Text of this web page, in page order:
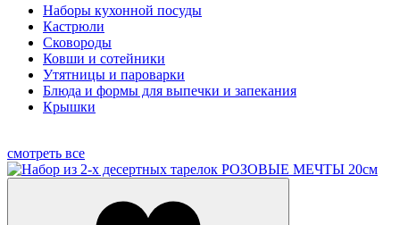
Наборы кухонной посуды
Кастрюли
Сковороды
Ковши и сотейники
Утятницы и пароварки
Блюда и формы для выпечки и запекания
Крышки
смотреть все